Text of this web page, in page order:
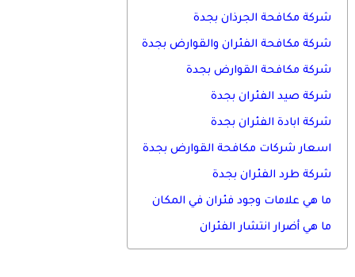
شركة مكافحة الجرذان بجدة
شركة مكافحة الفئران والقوارض بجدة
شركة مكافحة القوارض بجدة
شركة صيد الفئران بجدة
شركة ابادة الفئران بجدة
اسعار شركات مكافحة القوارض بجدة
شركة طرد الفئران بجدة
ما هي علامات وجود فئران في المكان
ما هي أضرار انتشار الفئران